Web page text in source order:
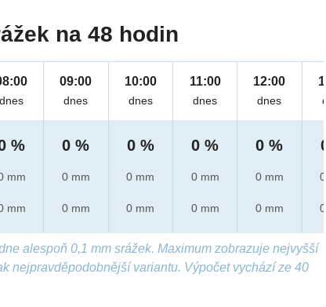
na 48 hodin
dnes
%
mm
mm
09:00
dnes
0 %
0 mm
0 mm
10:00
dnes
0 %
0 mm
0 mm
11:00
dnes
0 %
0 mm
0 mm
12:00
dnes
0 %
0 mm
0 mm
alespoň 0,1 mm srážek. Maximum zobrazuje nejvyšší
nejpravděpodobnější variantu. Výpočet vychází ze 40